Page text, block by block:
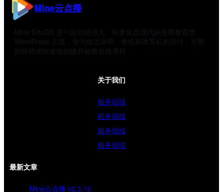
Mine云点播
Mine EduCN 是一款功能强大、轻量化且现代的免费教育类
WordPress 主题，专为独立讲师、教练和教育机构设计，可帮
助你简便快速地创建并销售在线课程
关于我们
服务领域
服务领域
服务领域
服务领域
最新文章
Mine云点播 v2.3.10